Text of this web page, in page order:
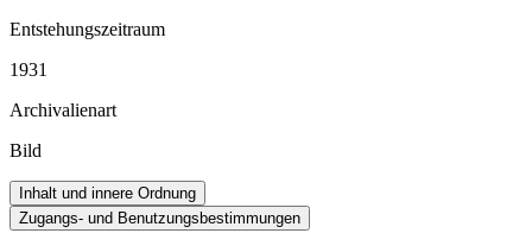
Entstehungszeitraum
1931
Archivalienart
Bild
Inhalt und innere Ordnung
Zugangs- und Benutzungsbestimmungen